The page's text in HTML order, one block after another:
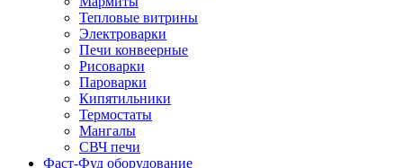
Тепловые витрины
Электроварки
Печи конвеерные
Рисоварки
Пароварки
Кипятильники
Термостаты
Мангалы
СВЧ печи
Фаст-Фуд оборудование